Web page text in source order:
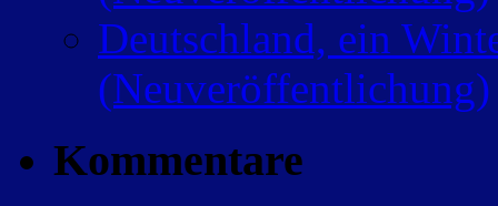
Deutschland, ein
(Neuveröffentlichung)
Kommentare